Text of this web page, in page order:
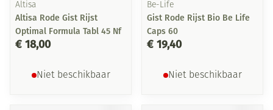
Altisa
Altisa Rode Gist Rijst
Optimal Formula Tabl 45 Nf
€ 18,00
Niet beschikbaar
Be-Life
Gist Rode Rijst Bio Be Life
Caps 60
€ 19,40
Niet beschikbaar